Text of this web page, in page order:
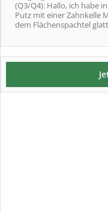
(Q3/Q4): Hallo, ich habe
Putz mit einer Zahnkelle
dem Flächenspachtel